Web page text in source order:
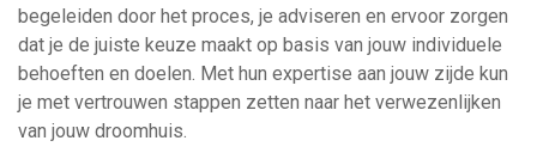
begeleiden door het proces, je adviseren en ervoor zorgen
dat je de juiste keuze maakt op basis van jouw individuele
behoeften en doelen. Met hun expertise aan jouw zijde kun
je met vertrouwen stappen zetten naar het verwezenlijken
van jouw droomhuis.